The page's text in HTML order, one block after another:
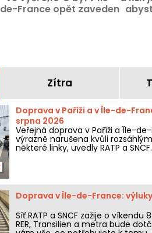
de-France opět zaveden
Zítra
Doprava v Paříži a v Île-de-
srpna 2026
Veřejná doprava v Paříži a Île-
výrazně narušena kvůli
některé linky, uvedly RATP a SNCF.
Doprava v Île-de-France:
Síť RATP a SNCF zažije o víkendu
RER, Transilien a metra bude